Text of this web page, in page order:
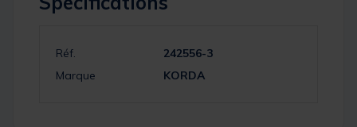
Réf.
242556-3
Marque
KORDA